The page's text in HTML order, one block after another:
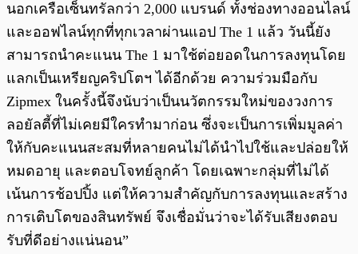
นอกเครือเซ็นทรัลกว่า 2,000 แบรนด์ ทั้งช่องทางออนไลน์
และออฟไลน์ทุกที่ทุกเวลาผ่านแอป The 1 แล้ว วันนี้ยัง
สามารถนำคะแนน The 1 มาใช้ต่อยอดในการลงทุนโดย
แลกเป็นเหรียญคริปโตฯ ได้อีกด้วย ความร่วมมือกับ
Zipmex ในครั้งนี้จึงนับว่าเป็นนวัตกรรมใหม่ของวงการ
ลอยัลตี้ที่ไม่เคยมีใครทำมาก่อน ซึ่งจะเป็นการเพิ่มมูลค่า
ให้กับคะแนนสะสมที่หลายคนไม่ได้นำไปใช้และปล่อยให้
หมดอายุ และตอบโจทย์ลูกค้า โดยเฉพาะกลุ่มที่ไม่ได้
เน้นการช้อปปิ้ง แต่ให้ความสำคัญกับการลงทุนและสร้าง
การเติบโตของสินทรัพย์ จึงเชื่อมั่นว่าจะได้รับเสียงตอบ
รับที่ดีอย่างแน่นอน”